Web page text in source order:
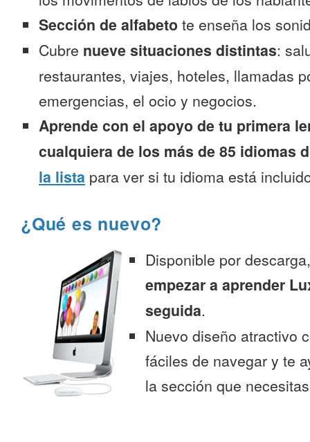
Sección de alfabeto te enseña los
Cubre nueve situaciones distintas:
restaurantes, viajes, hoteles, llamadas
emergencias, el ocio y negocios.
Aprende con el apoyo de tu primera
cualquiera de los más de 85 idiomas
la lista para ver si tu idioma está
¿Qué es nuevo?
Disponible por
empezar a aprender
seguida.
Nuevo diseño atractivo
fáciles de navegar y te
la sección que